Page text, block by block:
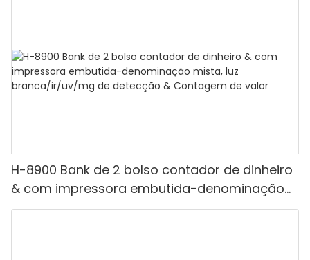
H-8900 Bank de 2 bolso contador de dinheiro
& com impressora embutida-denominação
mista, luz branca/ir/uv/mg de detecção &